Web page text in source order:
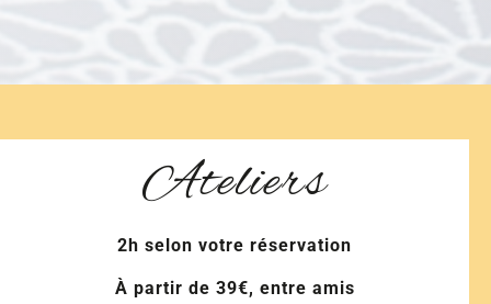
Ateliers
2h selon votre réservation
À partir de 39€, entre amis